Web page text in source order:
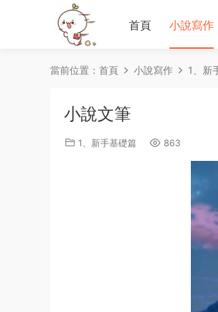
首頁 小說寫作
當前位置： 首頁 小說寫作 1、新
小說文筆
1、新手基礎篇 863